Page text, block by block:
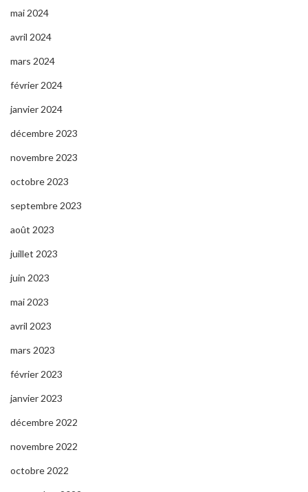
mai 2024
avril 2024
mars 2024
février 2024
janvier 2024
décembre 2023
novembre 2023
octobre 2023
septembre 2023
août 2023
juillet 2023
juin 2023
mai 2023
avril 2023
mars 2023
février 2023
janvier 2023
décembre 2022
novembre 2022
octobre 2022